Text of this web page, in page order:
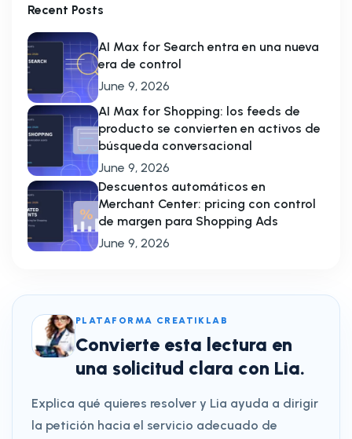
Recent Posts
AI Max for Search entra en una nueva
era de control
June 9, 2026
AI Max for Shopping: los feeds de
producto se convierten en activos de
búsqueda conversacional
June 9, 2026
Descuentos automáticos en
Merchant Center: pricing con control
de margen para Shopping Ads
June 9, 2026
PLATAFORMA CREATIKLAB
Convierte esta lectura en
una solicitud clara con Lia.
Explica qué quieres resolver y Lia ayuda a dirigir
la petición hacia el servicio adecuado de